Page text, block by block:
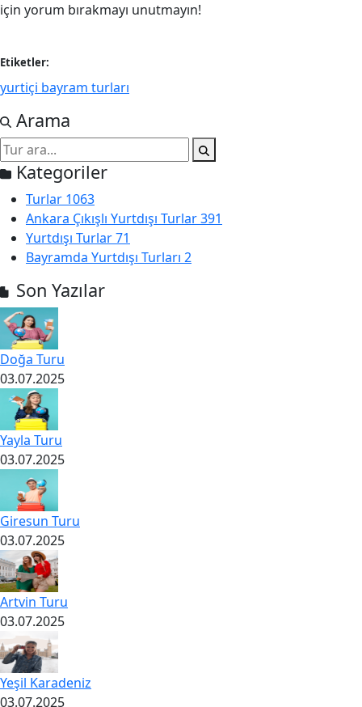
için yorum bırakmayı unutmayın!
Etiketler:
yurtiçi bayram turları
Arama
Kategoriler
Turlar 1063
Ankara Çıkışlı Yurtdışı Turlar391
Yurtdışı Turlar71
Bayramda Yurtdışı Turları 2
Son Yazılar
Doğa Turu
03.07.2025
Yayla Turu
03.07.2025
Giresun Turu
03.07.2025
Artvin Turu
03.07.2025
Yeşil Karadeniz
03.07.2025